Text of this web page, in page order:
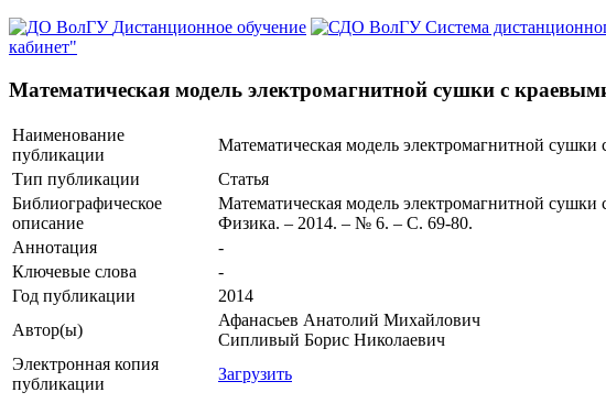
Дистанционное обучение
Система
кабинет"
Математическая модель электромагнитной сушки с
Наименование
публикации
Математическая модель электромагнитной
Тип публикации
Статья
Библиографическое
описание
Математическая модель электромагнитной
Физика. – 2014. – № 6. – С. 69-80.
Аннотация
-
Ключевые cлова
-
Год публикации
2014
Автор(ы)
Афанасьев Анатолий Михайлович
Сипливый Борис Николаевич
Электронная копия
публикации
Загрузить